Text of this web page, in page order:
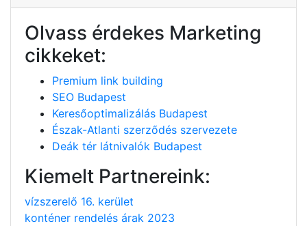
Olvass érdekes Marketing
cikkeket:
Premium link building
SEO Budapest
Keresőoptimalizálás Budapest
Észak-Atlanti szerződés szervezete
Deák tér látnivalók Budapest
Kiemelt Partnereink:
vízszerelő 16. kerület
konténer rendelés árak 2023